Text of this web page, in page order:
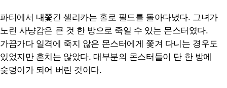
파티에서 내쫓긴 셀리카는 홀로 필드를 돌아다녔다. 그녀가
노린 사냥감은 큰 것 한 방으로 죽일 수 있는 몬스터였다.
가끔가다 일격에 죽지 않은 몬스터에게 쫓겨 다니는 경우도
있었지만 흔치는 않았다. 대부분의 몬스터들이 단 한 방에
숯덩이가 되어 버린 것이다.